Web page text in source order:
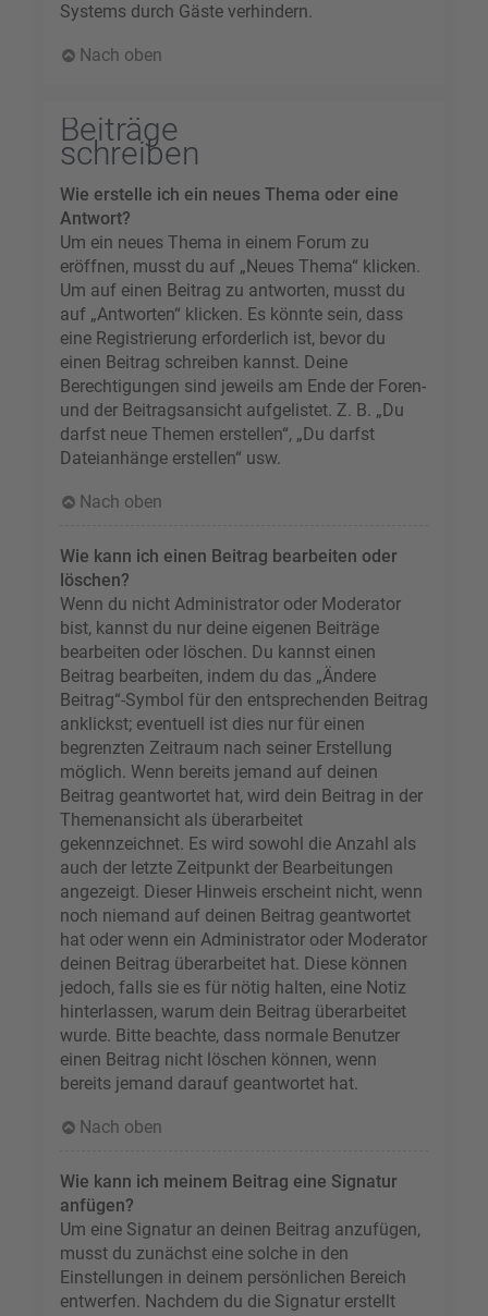
Systems durch Gäste verhindern.
Nach oben
Beiträge
schreiben
Wie erstelle ich ein neues Thema oder eine
Antwort?
Um ein neues Thema in einem Forum zu
eröffnen, musst du auf „Neues Thema“ klicken.
Um auf einen Beitrag zu antworten, musst du
auf „Antworten“ klicken. Es könnte sein, dass
eine Registrierung erforderlich ist, bevor du
einen Beitrag schreiben kannst. Deine
Berechtigungen sind jeweils am Ende der Foren-
und der Beitragsansicht aufgelistet. Z. B. „Du
darfst neue Themen erstellen“, „Du darfst
Dateianhänge erstellen“ usw.
Nach oben
Wie kann ich einen Beitrag bearbeiten oder
löschen?
Wenn du nicht Administrator oder Moderator
bist, kannst du nur deine eigenen Beiträge
bearbeiten oder löschen. Du kannst einen
Beitrag bearbeiten, indem du das „Ändere
Beitrag“-Symbol für den entsprechenden Beitrag
anklickst; eventuell ist dies nur für einen
begrenzten Zeitraum nach seiner Erstellung
möglich. Wenn bereits jemand auf deinen
Beitrag geantwortet hat, wird dein Beitrag in der
Themenansicht als überarbeitet
gekennzeichnet. Es wird sowohl die Anzahl als
auch der letzte Zeitpunkt der Bearbeitungen
angezeigt. Dieser Hinweis erscheint nicht, wenn
noch niemand auf deinen Beitrag geantwortet
hat oder wenn ein Administrator oder Moderator
deinen Beitrag überarbeitet hat. Diese können
jedoch, falls sie es für nötig halten, eine Notiz
hinterlassen, warum dein Beitrag überarbeitet
wurde. Bitte beachte, dass normale Benutzer
einen Beitrag nicht löschen können, wenn
bereits jemand darauf geantwortet hat.
Nach oben
Wie kann ich meinem Beitrag eine Signatur
anfügen?
Um eine Signatur an deinen Beitrag anzufügen,
musst du zunächst eine solche in den
Einstellungen in deinem persönlichen Bereich
entwerfen. Nachdem du die Signatur erstellt